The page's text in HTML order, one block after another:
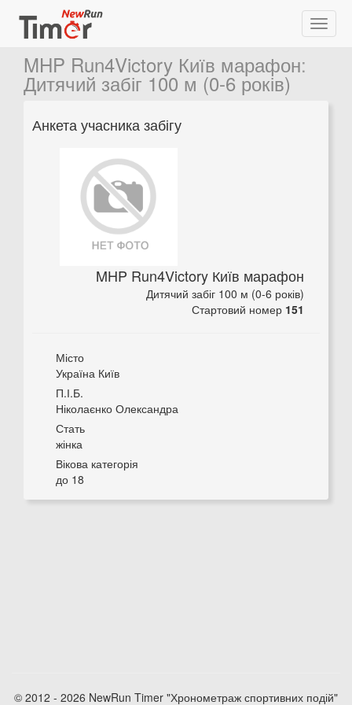
MHP Run4Victory Київ марафон:
Дитячий забіг 100 м (0-6 років)
Анкета учасника забігу
MHP Run4Victory Київ марафон
Дитячий забіг 100 м (0-6 років)
Стартовий номер 151
Місто
Україна Київ
П.І.Б.
Ніколаєнко Олександра
Стать
жінка
Вікова категорія
до 18
© 2012 - 2026 NewRun Timer "Хронометраж спортивних подій"